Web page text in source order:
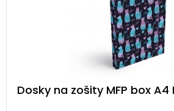
Dosky na zošity MFP box A4